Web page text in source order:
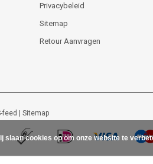
Privacybeleid
Sitemap
Retour Aanvragen
feed | Sitemap
opKiyoh
slaan cookies op om onze website te